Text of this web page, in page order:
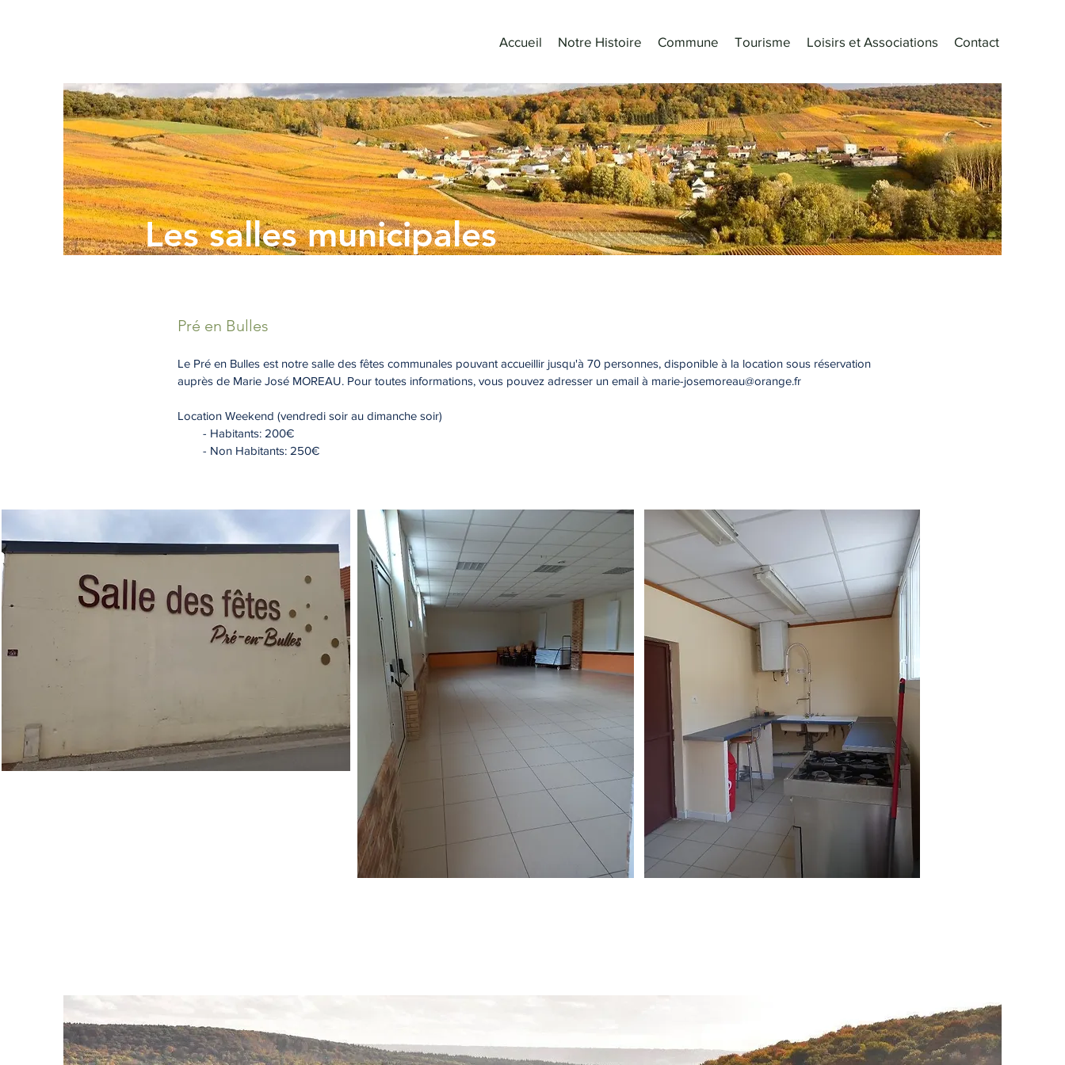
Accueil Notre Histoire Commune Tourisme Loisirs et Associations Contact
Les salles municipales
Pré en Bulles
Le Pré en Bulles est notre salle des fêtes communales pouvant accueillir jusqu'à 70 personnes, disponible à la location sous réservation
auprès de Marie José MOREAU. Pour toutes informations, vous pouvez adresser un email à marie-josemoreau@orange.fr
Location Weekend (vendredi soir au dimanche soir)
- Habitants: 200€
- Non Habitants: 250€